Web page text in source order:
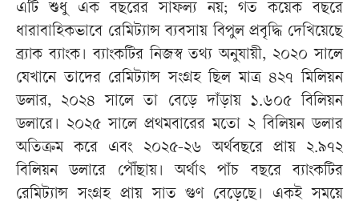
এটি শুধু এক বছরের সাফল্য নয়; গত কয়েক বছরে
ধারাবাহিকভাবে রেমিট্যান্স ব্যবসায় বিপুল প্রবৃদ্ধি দেখিয়েছে
ব্র্যাক ব্যাংক। ব্যাংকটির নিজস্ব তথ্য অনুযায়ী, ২০২০ সালে
যেখানে তাদের রেমিট্যান্স সংগ্রহ ছিল মাত্র ৪২৭ মিলিয়ন
ডলার, ২০২৪ সালে তা বেড়ে দাঁড়ায় ১.৬০৫ বিলিয়ন
ডলারে। ২০২৫ সালে প্রথমবারের মতো ২ বিলিয়ন ডলার
অতিক্রম করে এবং ২০২৫-২৬ অর্থবছরে প্রায় ২.৯৭২
বিলিয়ন ডলারে পৌঁছায়। অর্থাৎ পাঁচ বছরে ব্যাংকটির
রেমিট্যান্স সংগ্রহ প্রায় সাত গুণ বেড়েছে। একই সময়ে